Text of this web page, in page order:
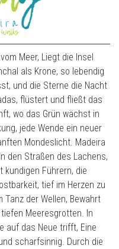
Meer, Liegt die Insel
als Krone, so lebendig
und die Sterne die Nacht
flüstert und fließt das
wo das Grün wächst in
jede Wende ein neuer
Mondeslicht. Madeira
den Straßen des Lachens,
kundigen Führern, die
tief im Herzen zu
Tanz der Wellen, Bewahrt
Meeresgrotten. In
auf das Neue trifft, Eine
scharfsinnig. Durch die